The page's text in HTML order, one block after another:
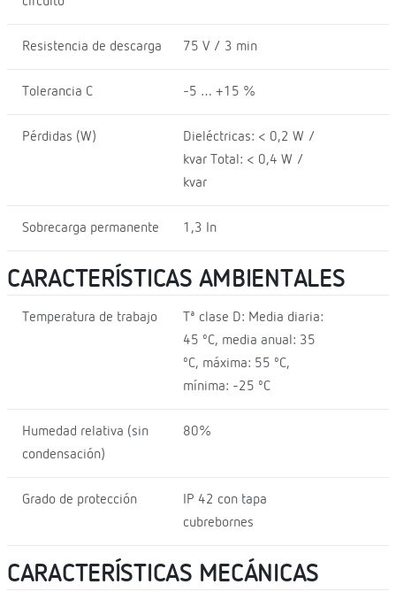
Resistencia de descarga 75 V / 3 min
Tolerancia C -5 … +15 %
Pérdidas (W)
Dieléctricas: < 0,2 W /
kvar Total: < 0,4 W /
kvar
Sobrecarga permanente 1,3 In
CARACTERÍSTICAS AMBIENTALES
Temperatura de trabajo
Tª clase D: Media diaria:
45 ºC, media anual: 35
ºC, máxima: 55 ºC,
mínima: -25 ºC
Humedad relativa (sin
condensación)
80%
Grado de protección
IP 42 con tapa
cubrebornes
CARACTERÍSTICAS MECÁNICAS